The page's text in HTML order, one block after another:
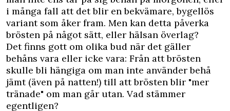
i många fall att det blir en bekvämare, bygellös
variant som åker fram. Men kan detta påverka
brösten på något sätt, eller hälsan överlag?
Det finns gott om olika bud när det gäller
behåns vara eller icke vara: Från att brösten
skulle bli hängiga om man inte använder behå
jämt (även på natten!) till att brösten blir "mer
tränade" om man går utan. Vad stämmer
egentligen?